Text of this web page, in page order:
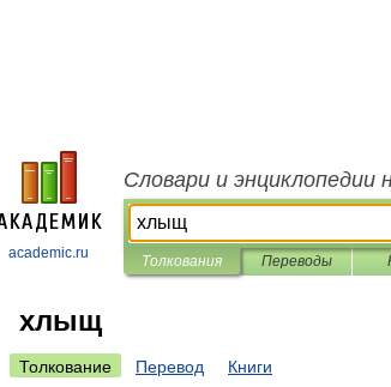
academic.ru
Словари и энциклопедии
Толкования Переводы
хлыщ
Толкование Перевод Книги